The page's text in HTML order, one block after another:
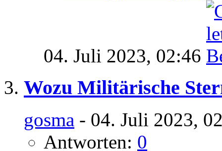
04. Juli 2023, 02:46
Wozu Militärische
gosma - 04. Juli 2023,
Antworten: 0